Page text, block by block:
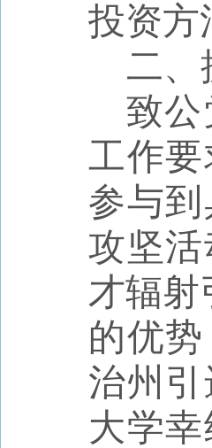
投资方
二、
致
工作
参与
攻坚
才辐射
的优
治州
大学